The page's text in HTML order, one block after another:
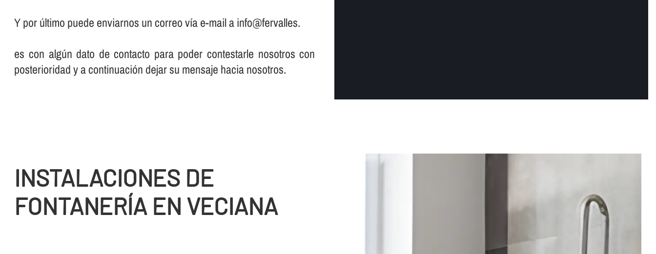
Y por último puede enviarnos un correo ví­a e-mail a info@fervalles.
es con algún dato de contacto para poder contestarle nosotros con
posterioridad y a continuación dejar su mensaje hacia nosotros.
INSTALACIONES DE
FONTANERÍ­A EN VECIANA